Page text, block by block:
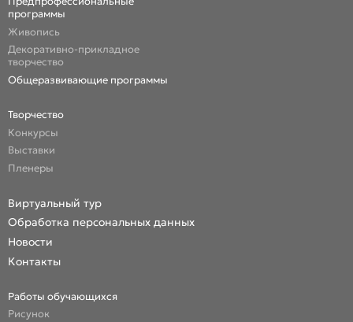
программы
Живопись
Декоративно-прикладное
творчество
Общеразвивающие программы
Творчество
Конкурсы
Выставки
Пленеры
Виртуальный тур
Обработка персональных данных
Новости
Контакты
Работы обучающихся
Рисунок